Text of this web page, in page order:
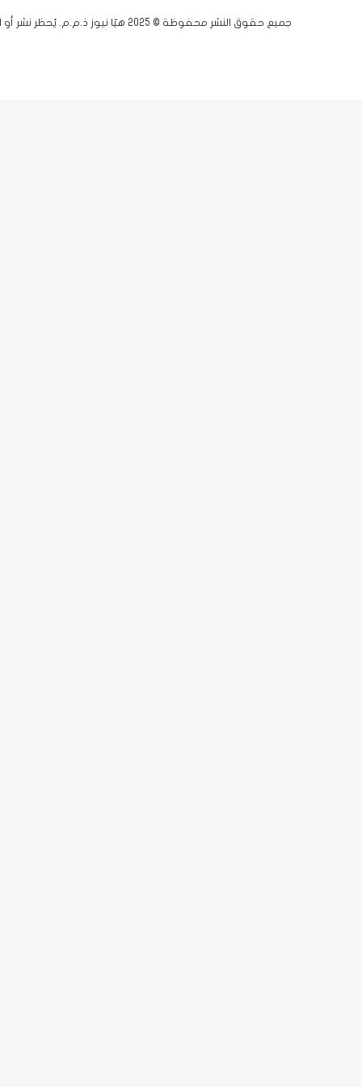
جميع حقوق النشر محفوظة © 2025 هيّا نيوز ذ.م.م. يُحظر نشر أو اقتباس أي مادة دون إذن مسبق.